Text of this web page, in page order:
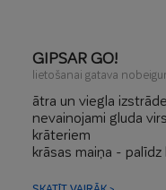
GIPSAR GO!
lietošanai gatava
ātra un viegla izstrāde
nevainojami gluda
krāteriem
krāsas maiņa -
darba komforts –